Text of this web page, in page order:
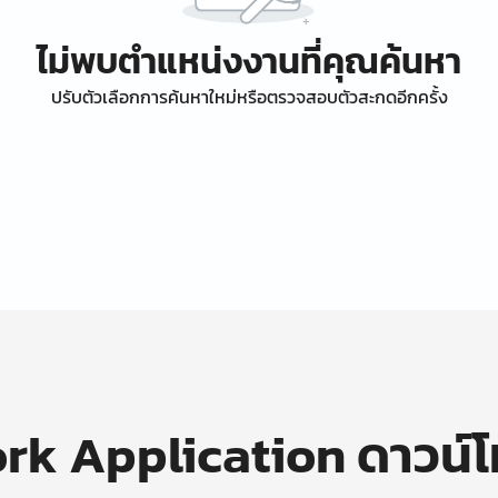
ไม่พบตำแหน่งงานที่คุณค้นหา
ปรับตัวเลือกการค้นหาใหม่หรือตรวจสอบตัวสะกดอีกครั้ง
Application ดาวน์